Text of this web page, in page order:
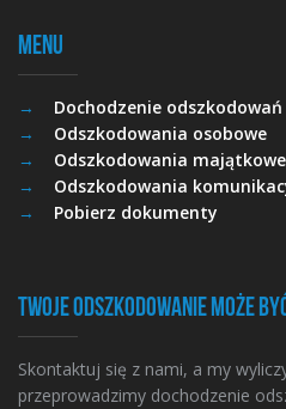
Menu
Dochodzenie odszkodowań
Odszkodowania osobowe
Odszkodowania majątkowe
Odszkodowania
Pobierz dokumenty
Twoje odszkodowanie może
Skontaktuj się z nami, a my
przeprowadzimy dochodzenie